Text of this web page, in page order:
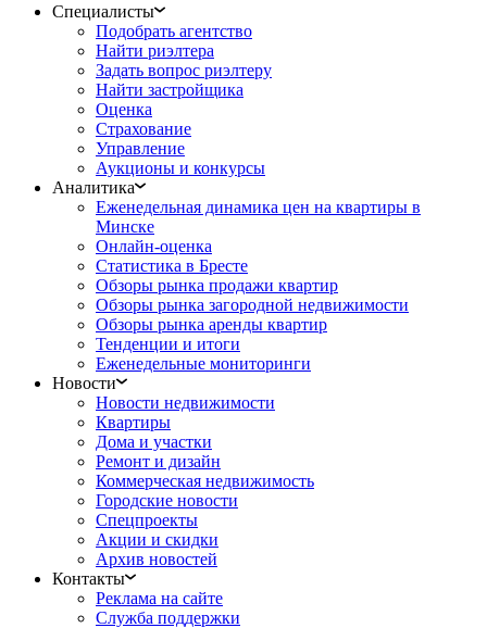
Специалисты
Подобрать агентство
Найти риэлтера
Задать вопрос риэлтеру
Найти застройщика
Оценка
Страхование
Управление
Аукционы и конкурсы
Аналитика
Еженедельная динамика цен на квартиры в
Минске
Онлайн-оценка
Статистика в Бресте
Обзоры рынка продажи квартир
Обзоры рынка загородной недвижимости
Обзоры рынка аренды квартир
Тенденции и итоги
Еженедельные мониторинги
Новости
Новости недвижимости
Квартиры
Дома и участки
Ремонт и дизайн
Коммерческая недвижимость
Городские новости
Спецпроекты
Акции и скидки
Архив новостей
Контакты
Реклама на сайте
Служба поддержки